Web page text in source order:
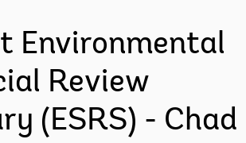
Environmental
Review
(ESRS) - Chad